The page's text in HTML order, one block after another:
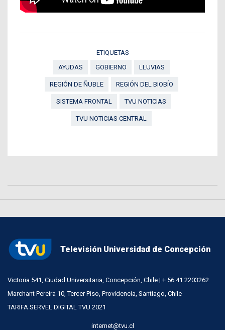
ETIQUETAS
AYUDAS
GOBIERNO LLUVIAS
REGIÓN DE ÑUBLE REGIÓN DEL BIOBÍO
SISTEMA FRONTAL TVU NOTICIAS
TVU NOTICIAS CENTRAL
Televisión Universidad de Concepción
Victoria 541, Ciudad Universitaria, Concepción, Chile | + 56 41 2203262
Marchant Pereira 10, Tercer Piso, Providencia, Santiago, Chile
TARIFA SERVEL DIGITAL TVU 2021
internet@tvu.cl